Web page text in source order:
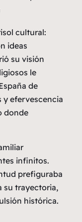
cultural:
ideas
su visión
le
de
efervescencia
donde
infinitos.
prefiguraba
su trayectoria,
histórica.